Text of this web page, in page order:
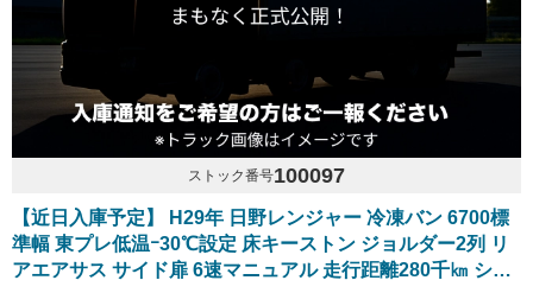
ストック番号100097
【近日入庫予定】 H29年 日野レンジャー 冷凍バン 6700標
準幅 東プレ低温ｰ30℃設定 床キーストン ジョルダー2列 リ
アエアサス サイド扉 6速マニュアル 走行距離280千㎞ シフ